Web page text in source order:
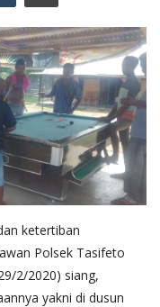
ketertiban
Polsek Tasifeto
2/2020) siang,
yakni di dusun